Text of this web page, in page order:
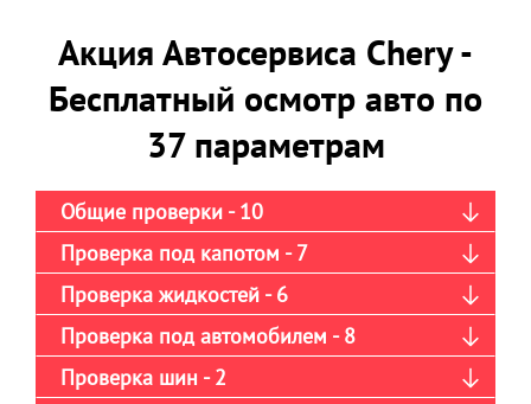
Акция Автосервиса Chery -
Бесплатный осмотр авто по
37 параметрам
Общие проверки - 10
Проверка под капотом - 7
Проверка жидкостей - 6
Проверка под автомобилем - 8
Проверка шин - 2